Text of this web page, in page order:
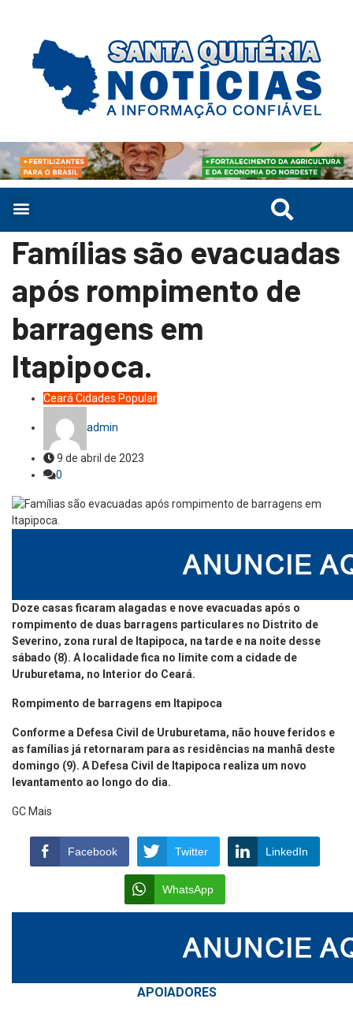
Famílias são evacuadas
após rompimento de
barragens em
Itapipoca.
Ceará Cidades Popular
admin
9 de abril de 2023
0
Doze casas ficaram alagadas e nove evacuadas após o
rompimento de duas barragens particulares no Distrito de
Severino, zona rural de Itapipoca, na tarde e na noite desse
sábado (8). A localidade fica no limite com a cidade de
Uruburetama, no Interior do Ceará.
Rompimento de barragens em Itapipoca
Conforme a Defesa Civil de Uruburetama, não houve feridos e
as famílias já retornaram para as residências na manhã deste
domingo (9). A Defesa Civil de Itapipoca realiza um novo
levantamento ao longo do dia.
GC Mais
Facebook Twitter LinkedIn
WhatsApp
APOIADORES